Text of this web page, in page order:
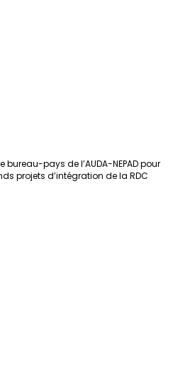
pays de l’AUDA-NEPAD pour
projets d’intégration de la RDC